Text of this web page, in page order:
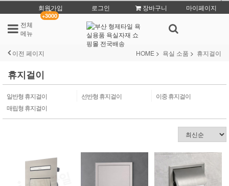
회원가입
+3000
로그인 장바구니
마이페이지
전체
메뉴
이전 페이지 HOME 욕실 소품 휴지걸이
휴지걸이
일반형 휴지걸이 선반형 휴지걸이
이중 휴지걸이
매립형 휴지걸이